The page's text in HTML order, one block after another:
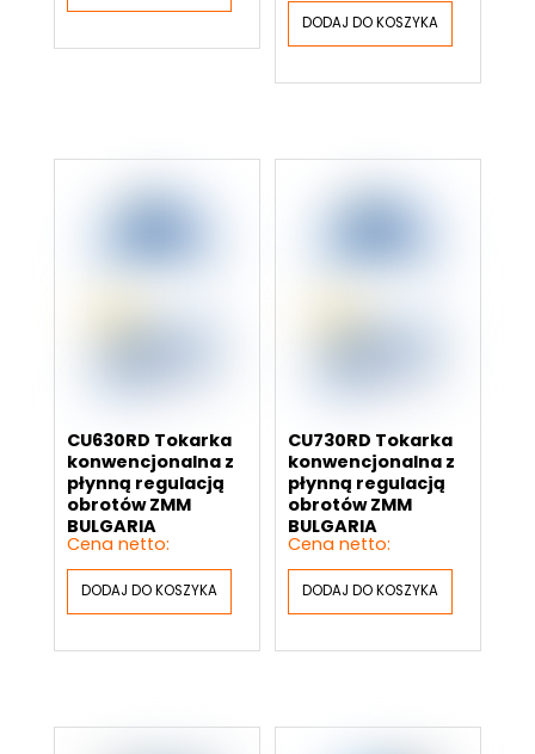
DODAJ DO KOSZYKA
CU630RD Tokarka
konwencjonalna z
płynną regulacją
obrotów ZMM
BULGARIA
DODAJ DO KOSZYKA
CU730RD Tokarka
konwencjonalna z
płynną regulacją
obrotów ZMM
BULGARIA
DODAJ DO KOSZYKA